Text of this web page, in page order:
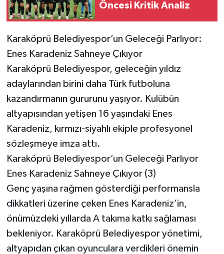
Öncesi Kritik Analiz
Karaköprü Belediyespor’un Geleceği Parlıyor:
Enes Karadeniz Sahneye Çıkıyor
Karaköprü Belediyespor, geleceğin yıldız
adaylarından birini daha Türk futboluna
kazandırmanın gururunu yaşıyor. Kulübün
altyapısından yetişen 16 yaşındaki Enes
Karadeniz, kırmızı-siyahlı ekiple profesyonel
sözleşmeye imza attı.
Karaköprü Belediyespor’un Geleceği Parlıyor
Enes Karadeniz Sahneye Çıkıyor (3)
Genç yaşına rağmen gösterdiği performansla
dikkatleri üzerine çeken Enes Karadeniz’in,
önümüzdeki yıllarda A takıma katkı sağlaması
bekleniyor. Karaköprü Belediyespor yönetimi,
altyapıdan çıkan oyunculara verdikleri önemin